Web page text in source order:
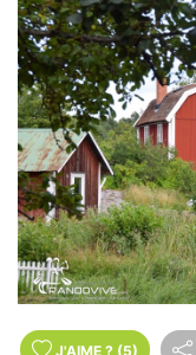
J'AIME ? (5)